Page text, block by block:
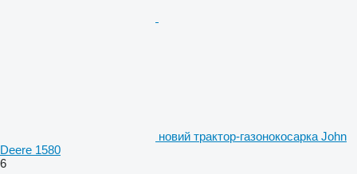
новий трактор-газонокосарка John
Deere 1580
6